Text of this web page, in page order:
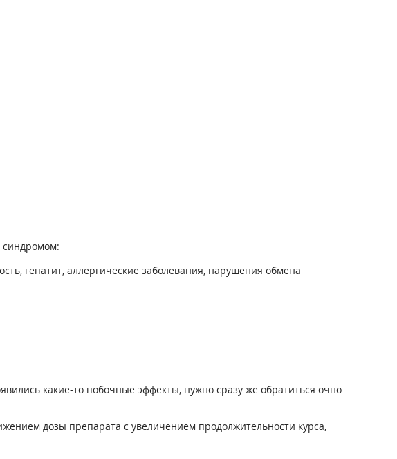
синдромом:
гепатит, аллергические заболевания, нарушения обмена
какие-то побочные эффекты, нужно сразу же обратиться очно
дозы препарата с увеличением продолжительности курса,